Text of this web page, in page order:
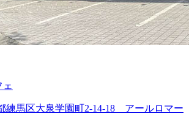
練馬区大泉学園町2-14-18 アールロマー